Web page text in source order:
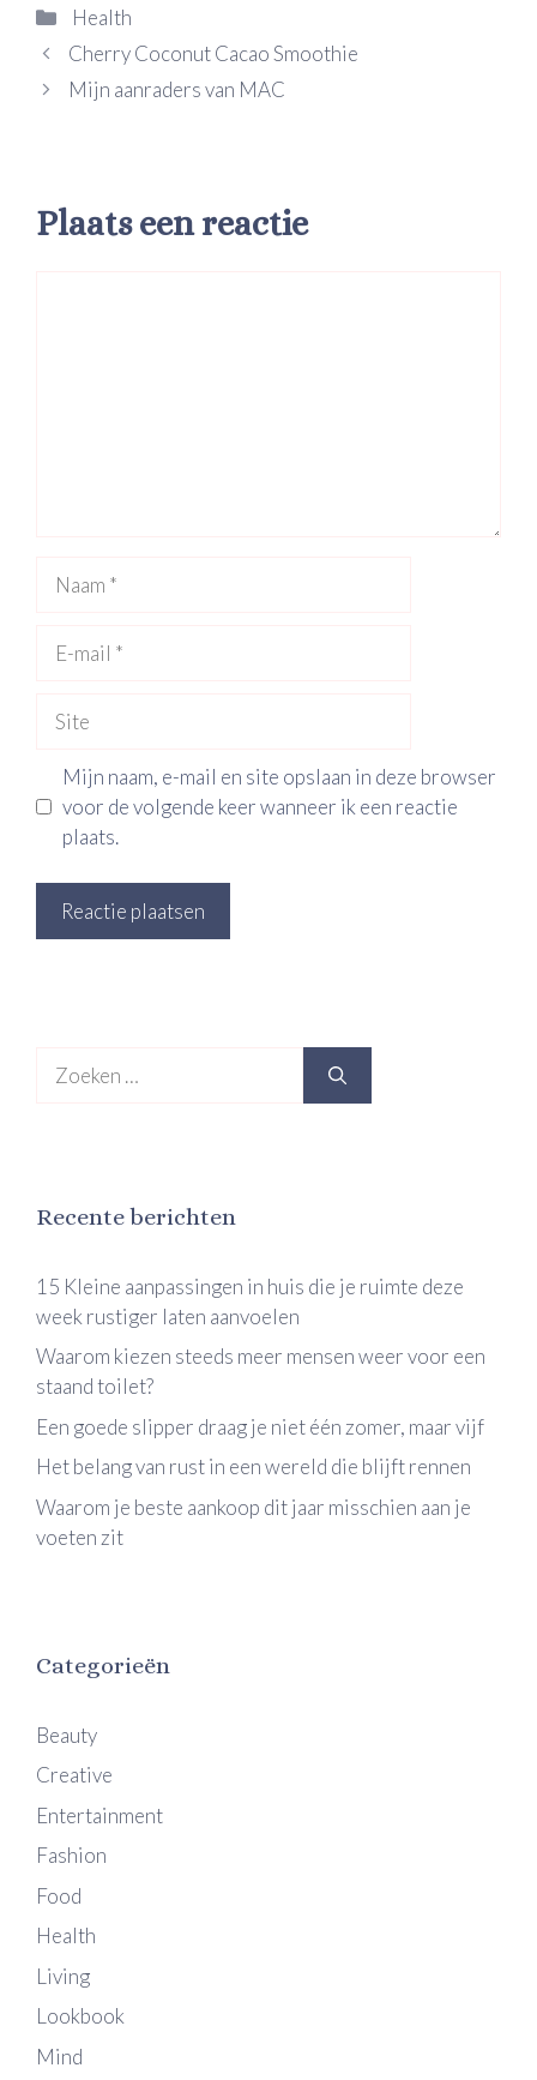
Categorieën
Health
Cherry Coconut Cacao Smoothie
Mijn aanraders van MAC
Plaats een reactie
mail
Mijn naam, e-mail en site opslaan in deze browser
voor de volgende keer wanneer ik een reactie
plaats.
naar:
Recente berichten
15 Kleine aanpassingen in huis die je ruimte deze
week rustiger laten aanvoelen
Waarom kiezen steeds meer mensen weer voor een
staand toilet?
Een goede slipper draag je niet één zomer, maar vijf
Het belang van rust in een wereld die blijft rennen
Waarom je beste aankoop dit jaar misschien aan je
voeten zit
Categorieën
Beauty
Creative
Entertainment
Fashion
Food
Health
Living
Lookbook
Mind